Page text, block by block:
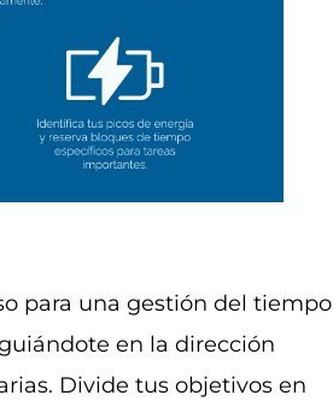
para una gestión del tiempo
en la dirección
Divide tus objetivos en